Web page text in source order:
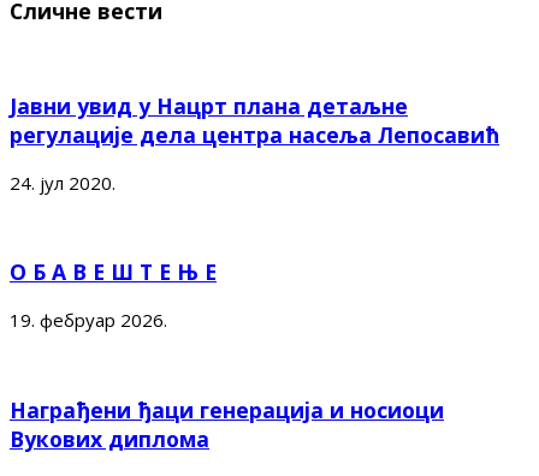
Сличне вести
Јавни увид у Нацрт плана детаљне
регулације дела центра насеља Лепосавић
24. јул 2020.
О Б А В Е Ш Т Е Њ Е
19. фебруар 2026.
Награђени ђаци генерација и носиоци
Вукових диплома